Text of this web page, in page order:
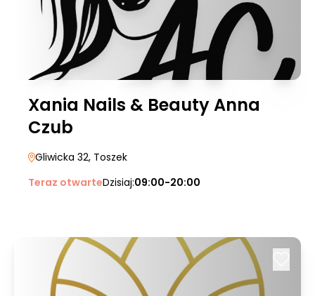
Xania Nails & Beauty Anna
Czub
Gliwicka 32, Toszek
Teraz otwarteDzisiaj:09:00-20:00